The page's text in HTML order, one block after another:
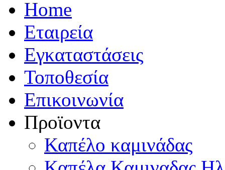
Home
Εταιρεία
Εγκαταστάσεις
Τοποθεσία
Eπικοινωνία
Προϊοντα
Καπέλo καμινάδας